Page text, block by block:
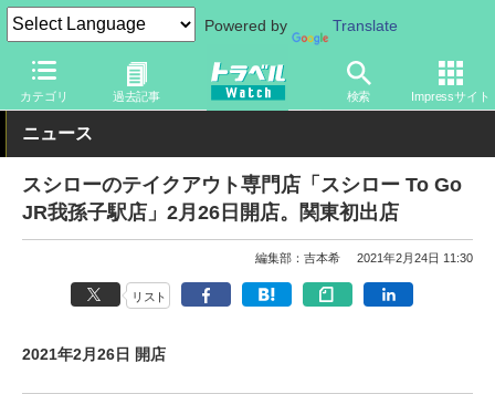
Powered by Translate
カテゴリ 過去記事 検索 Impressサイト
トラベル Watch 地域 国内旅行 関東
ニュース
スシローのテイクアウト専門店「スシロー To Go
JR我孫子駅店」2月26日開店。関東初出店
編集部：吉本希 2021年2月24日 11:30
リスト
2021年2月26日 開店